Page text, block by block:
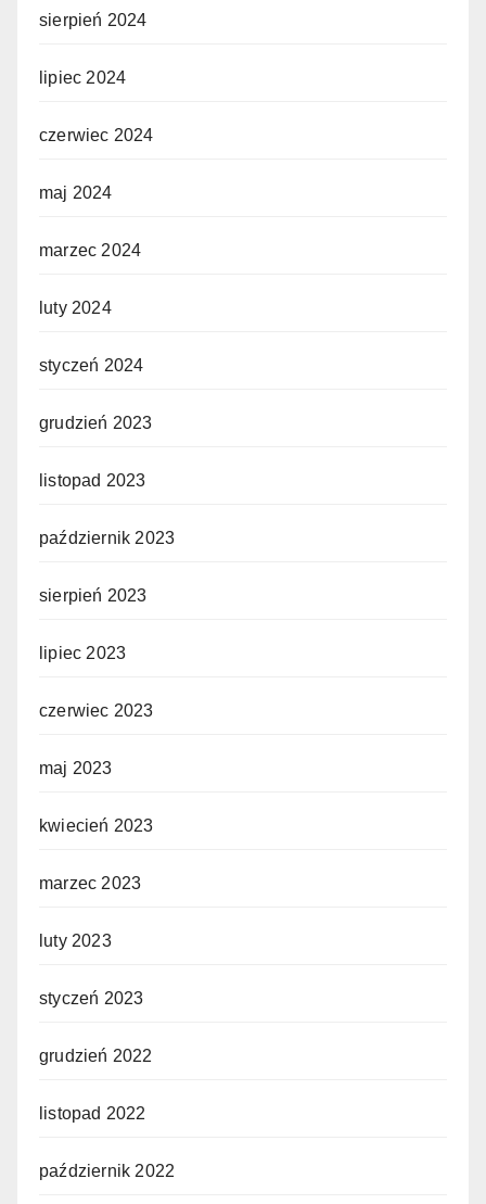
sierpień 2024
lipiec 2024
czerwiec 2024
maj 2024
marzec 2024
luty 2024
styczeń 2024
grudzień 2023
listopad 2023
październik 2023
sierpień 2023
lipiec 2023
czerwiec 2023
maj 2023
kwiecień 2023
marzec 2023
luty 2023
styczeń 2023
grudzień 2022
listopad 2022
październik 2022